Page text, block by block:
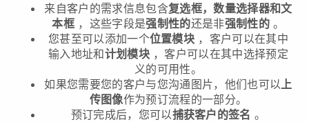
来自客户的需求信息包含复选框，数量选择器和文
本框 ，这些字段是强制性的还是非强制性的。
您甚至可以添加一个位置模块 ，客户可以在其中
输入地址和计划模块，客户可以在其中选择预定
义的可用性。
如果您需要您的客户与您沟通图片，他们也可以 上
传图像作为预订流程的一部分。
预订完成后，您可以捕获客户的签名 。